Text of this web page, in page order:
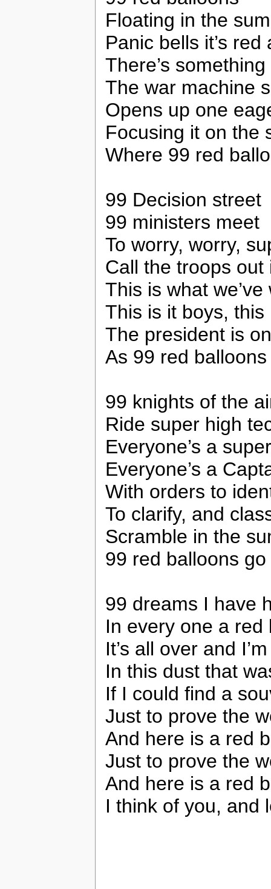
Floating in the
Panic bells it’s red
There’s
The war machine
Opens up one
Focusing it on the
Where 99 red
99 Decision street
99 ministers meet
To worry, worry,
Call the troops out
This is what
This is it boys, this
The president is
As 99 red
99 knights of the
Ride super high
Everyone’s a
Everyone’s a
With orders to
To clarify, and
Scramble in the
99 red balloons go
99 dreams I have
In every one a red
It’s all over and
In this dust that
If I could find a
Just to prove the
And here is a red
Just to prove the
And here is a red
I think of you, and